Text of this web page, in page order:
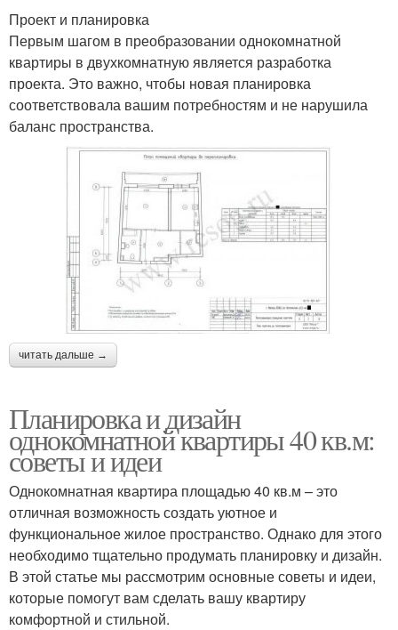
Проект и планировка
Первым шагом в преобразовании однокомнатной
квартиры в двухкомнатную является разработка
проекта. Это важно, чтобы новая планировка
соответствовала вашим потребностям и не нарушила
баланс пространства.
читать дальше →
Планировка и дизайн
однокомнатной квартиры 40 кв.м:
советы и идеи
Однокомнатная квартира площадью 40 кв.м – это
отличная возможность создать уютное и
функциональное жилое пространство. Однако для этого
необходимо тщательно продумать планировку и дизайн.
В этой статье мы рассмотрим основные советы и идеи,
которые помогут вам сделать вашу квартиру
комфортной и стильной.